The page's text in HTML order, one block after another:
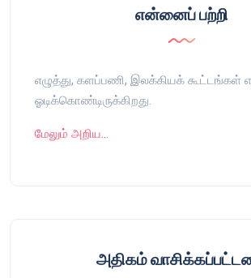
என்னைப் பற்றி
எழுத்து, களப்பணி, இலக்கியக்
ஓடிக்கொண்டிருக்கிறது.
மேலும் அறிய…
அதிகம்